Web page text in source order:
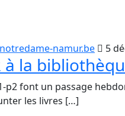
namur.be 5
à la
p2 font un passage
les livres […]